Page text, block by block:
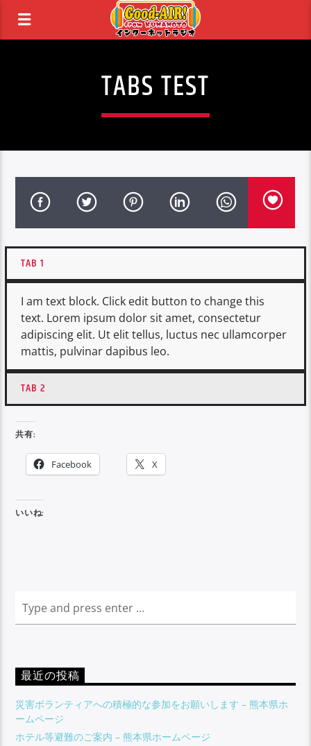
TABS TEST
TAB 1
I am text block. Click edit button to change this
text. Lorem ipsum dolor sit amet, consectetur
adipiscing elit. Ut elit tellus, luctus nec ullamcorper
mattis, pulvinar dapibus leo.
TAB 2
共有:
Facebook X
いいね:
最近の投稿
災害ボランティアへの積極的な参加をお願いします – 熊本県ホ
ームページ
ホテル等避難のご案内 – 熊本県ホームページ